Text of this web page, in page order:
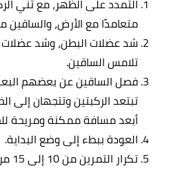
التمدد على الظهر، مع ثني
متعامدًا مع الأرض، والساقين
شد عضلات البطن، وشد عضلات
تلامس الساقين.
فصل الساقين عن بعضهم
تبتعد الركبتين وتتجهان إلى
أبعد مسافة ممكنة ومريحة
العودة ببطء إلى وضع البداية.
تكرار التمرين من 10 إلى 15 مرة، وعلى 3 جلسات.